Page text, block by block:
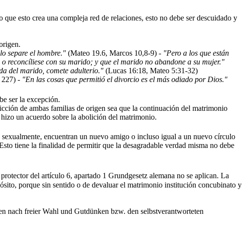
que esto crea una compleja red de relaciones, esto no debe ser descuidado y
separe el hombre." (Mateo 19.6, Marcos 10,8-9) - "Pero a los que están
reconcíliese con su marido; y que el marido no abandone a su mujer."
del marido, comete adulterio." (Lucas 16:18, Mateo 5:31-32)
227) - "En las cosas que permitió el divorcio es el más odiado por Dios."
ser la excepción.
de ambas familias de origen sea que la continuación del matrimonio
un acuerdo sobre la abolición del matrimonio.
encuentran un nuevo amigo o incluso igual a un nuevo círculo
tiene la finalidad de permitir que la desagradable verdad misma no debe
del artículo 6, apartado 1 Grundgesetz alemana no se aplican. La
porque sin sentido o de devaluar el matrimonio institución concubinato y
nach freier Wahl und Gutdünken bzw. den selbstverantworteten